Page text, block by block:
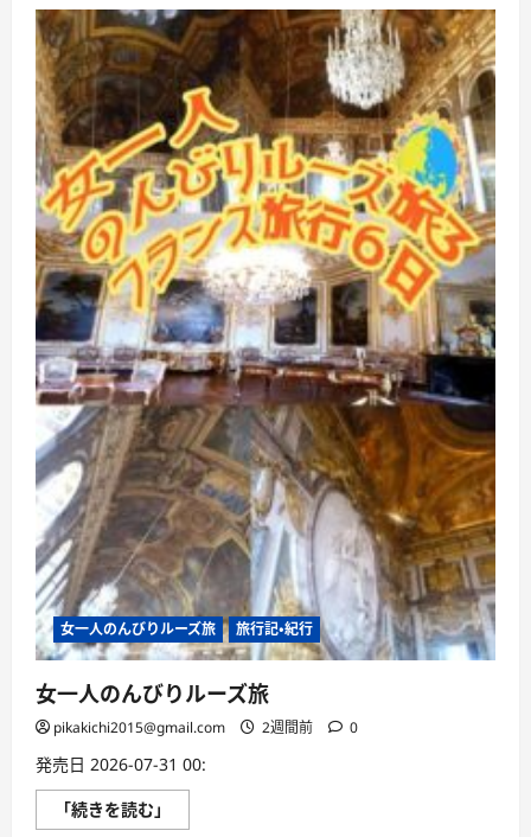
ら
の
ス
マ
ホ
で
ChatGPT
に
つ
い
て
さ
ら
に
読
む
女一人のんびりルーズ旅 旅行記・紀行
女一人のんびりルーズ旅
pikakichi2015@gmail.com 2週間前 0
発売日 2026-07-31 00:
「続きを読む」
一